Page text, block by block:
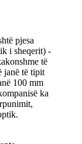
pjesa
i sheqerit) -
të
janë të tipit
100 mm
ka